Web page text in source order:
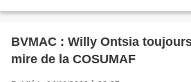
BVMAC : Willy Ontsia
mire de la COSUMAF